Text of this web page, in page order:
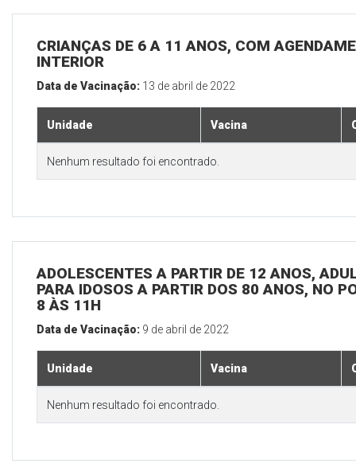
CRIANÇAS DE 6 A 11 ANOS, COM
INTERIOR
Data de Vacinação: 13 de abril de 2022
Unidade Vacina
Nenhum resultado foi encontrado.
ADOLESCENTES A PARTIR DE 12 ANOS,
PARA IDOSOS A PARTIR DOS 80 ANOS, NO
8 ÀS 11H
Data de Vacinação: 9 de abril de 2022
Unidade Vacina
Nenhum resultado foi encontrado.